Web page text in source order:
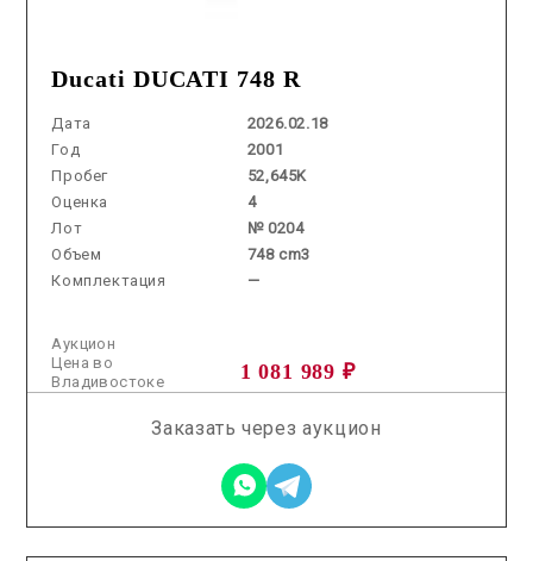
Ducati DUCATI 748 R
Дата
2026.02.18
Год
2001
Пробег
52,645K
Оценка
4
Лот
№ 0204
Объем
748 cm3
Комплектация
—
Аукцион
1 081 989 ₽
Цена во
Владивостоке
Заказать через аукцион